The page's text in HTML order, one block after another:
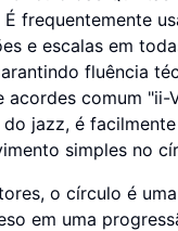
É frequentemente
e escalas em
fluência
acordes comum "ii-
jazz, é
simples no
o círculo é
em uma